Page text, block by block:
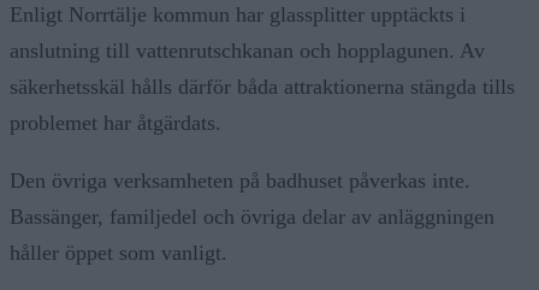
Enligt Norrtälje kommun har glassplitter upptäckts i
anslutning till vattenrutschkanan och hopplagunen. Av
säkerhetsskäl hålls därför båda attraktionerna stängda tills
problemet har åtgärdats.
Den övriga verksamheten på badhuset påverkas inte.
Bassänger, familjedel och övriga delar av anläggningen
håller öppet som vanligt.